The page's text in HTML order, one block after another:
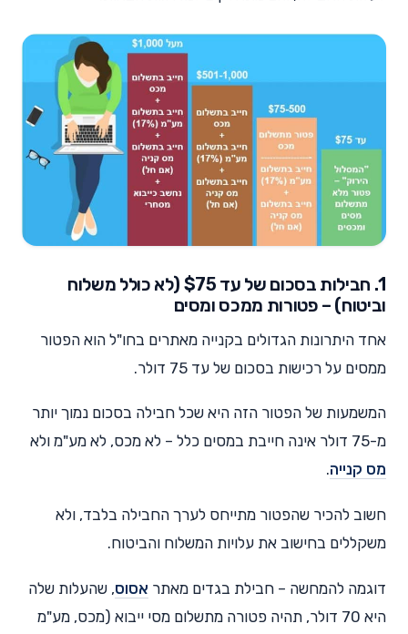
1. חבילות בסכום של עד $75 (לא כולל משלוח
וביטוח) – פטורות ממכס ומסים
אחד היתרונות הגדולים בקנייה מאתרים בחו"ל הוא הפטור
ממסים על רכישות בסכום של עד 75 דולר.
המשמעות של הפטור הזה היא שכל חבילה בסכום נמוך יותר
מ-75 דולר אינה חייבת במסים כלל – לא מכס, לא מע"מ ולא
מס קנייה.
חשוב להכיר שהפטור מתייחס לערך החבילה בלבד, ולא
משקללים בחישוב את עלויות המשלוח והביטוח.
דוגמה להמחשה – חבילת בגדים מאתר אסוס, שהעלות שלה
היא 70 דולר, תהיה פטורה מתשלום מסי ייבוא (מכס, מע"מ